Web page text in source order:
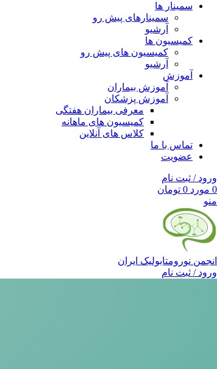
سمینار ها
سمینارهای پیش رو
آرشیو
کمیسیون ها
کمیسیون های پیش رو
آرشیو
آموزش
آموزش بیماران
آموزش پزشکان
معرفی بیماران هفتگی
کمیسیون های ماهانه
کلاس های آنلاین
تماس با ما
عضویت
ورود / ثبت نام
0 مورد 0 تومان
منو
انجمن نورومتابولیک ایران
ورود / ثبت نام